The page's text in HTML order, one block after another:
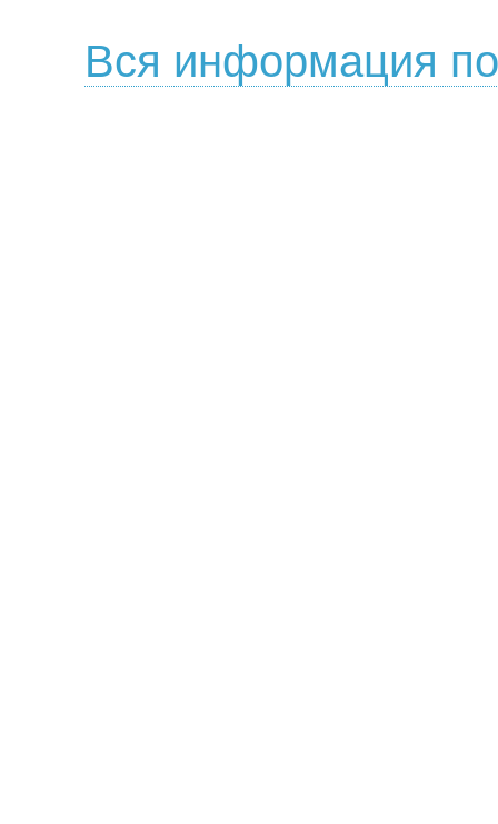
Вся информация